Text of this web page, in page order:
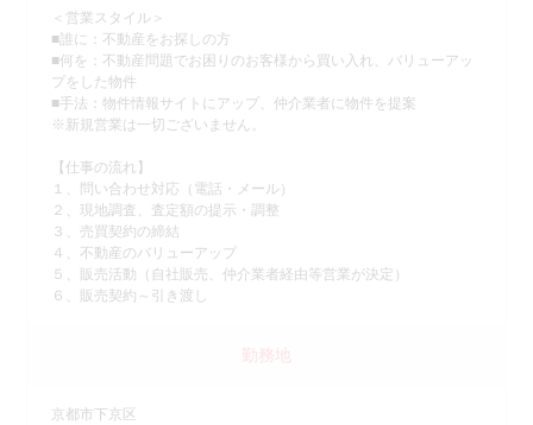
＜営業スタイル＞
■誰に：不動産をお探しの方
■何を：不動産問題でお困りのお客様から買い入れ、バリューアッ
プをした物件
■手法：物件情報サイトにアップ、仲介業者に物件を提案
※新規営業は一切ございません。
【仕事の流れ】
１、問い合わせ対応（電話・メール）
２、現地調査、査定額の提示・調整
３、売買契約の締結
４、不動産のバリューアップ
５、販売活動（自社販売、仲介業者経由等営業が決定）
６、販売契約～引き渡し
勤務地
京都市下京区